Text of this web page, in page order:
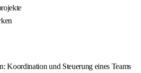
Koordination und Steuerung eines Teams